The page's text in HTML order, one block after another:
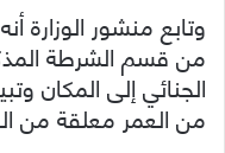
وتابع منشور الوزارة
من قسم الشرطة
الجنائي إلى المكان
من العمر معلقة من